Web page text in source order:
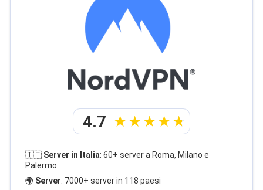
4.7
🇮🇹 Server in Italia: 60+ server a Roma, Milano e
Palermo
🌍 Server: 7000+ server in 118 paesi